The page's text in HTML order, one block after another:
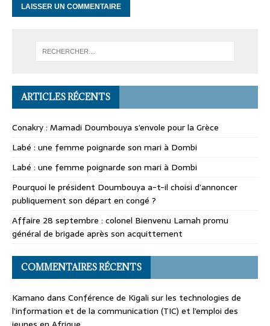
ARTICLES RÉCENTS
Conakry : Mamadi Doumbouya s’envole pour la Grèce
Labé : une femme poignarde son mari à Dombi
Labé : une femme poignarde son mari à Dombi
Pourquoi le président Doumbouya a-t-il choisi d’annoncer
publiquement son départ en congé ?
Affaire 28 septembre : colonel Bienvenu Lamah promu
général de brigade après son acquittement
COMMENTAIRES RÉCENTS
Kamano dans Conférence de Kigali sur les technologies de
l’information et de la communication (TIC) et l’emploi des